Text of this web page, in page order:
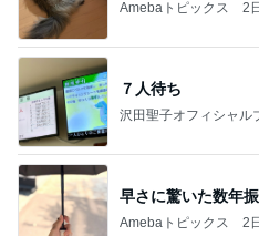
Amebaトピックス 2
７人待ち
沢田聖子オフィシャル
早さに驚いた数年
Amebaトピックス 2